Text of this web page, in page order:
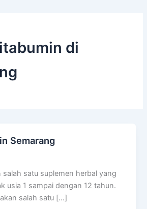
di
Semarang
salah satu suplemen herbal yang
usia 1 sampai dengan 12 tahun.
salah satu […]